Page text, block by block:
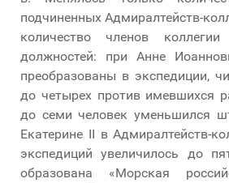
подчиненных Адмиралтейств-
количество членов
должностей: при Анне
преобразованы в экспедиции,
до четырех против имевшихся
до семи человек уменьшился
Екатерине II в Адмиралтейств-
экспедиций увеличилось до
образована «Морская